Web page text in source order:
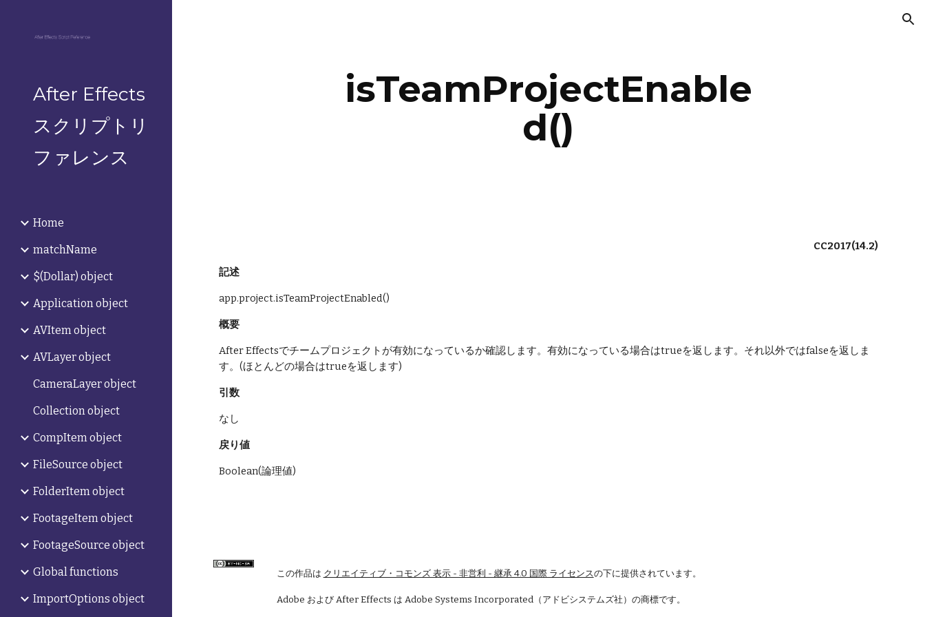
After Effects
スクリプトリ
ファレンス
Home
matchName
$(Dollar) object
Application object
AVItem object
AVLayer object
CameraLayer object
Collection object
CompItem object
FileSource object
FolderItem object
FootageItem object
FootageSource object
Global functions
ImportOptions object
isTeamProjectEnable
d()
CC2017(14.2)
記述
app.project.isTeamProjectEnabled()
概要
After Effectsでチームプロジェクトが有効になっているか確認します。有効になっている場合はtrueを返します。それ以外ではfalseを返しま
す。(ほとんどの場合はtrueを返します)
引数
なし
戻り値
Boolean(論理値)
この作品は クリエイティブ・コモンズ 表示 - 非営利 - 継承 4.0 国際 ライセンスの下に提供されています。
Adobe および After Effects は Adobe Systems Incorporated（アドビシステムズ社）の商標です。